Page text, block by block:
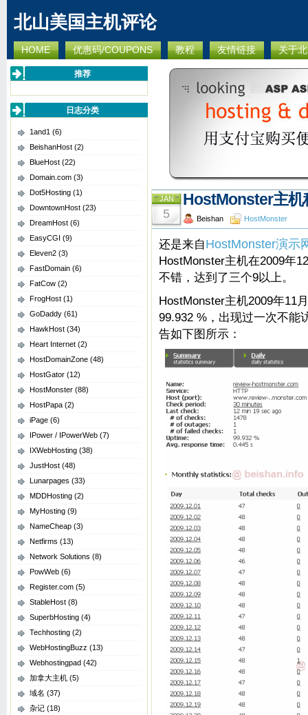
北山美国主机评论
HOME 优惠码/COUPONS 教程 友情链接 关于
推荐
日志分类
1and1 (6)
BeishanHost (2)
BlueHost (22)
Domain.com (3)
Dot5Hosting (1)
DowntownHost (23)
DreamHost (6)
EasyCGI (9)
Eleven2 (3)
FastDomain (6)
FatCow (2)
FrogHost (1)
GoDaddy (61)
HawkHost (34)
Heart Internet (2)
HostDomainZone (48)
HostGator (12)
HostMonster (88)
HostPapa (2)
iPage (6)
IPower / IPowerWeb (7)
IXWebHosting (38)
JustHost (48)
Lunarpages (33)
MDDHosting (2)
MyHosting (9)
NameCheap (3)
Netfirms (13)
Network Solutions (8)
PowWeb (6)
Register.com (5)
StableHost (8)
SuperbHosting (4)
Techhosting (2)
WebHostingBuzz (13)
Webhostingpad (42)
加拿大主机 (5)
域名 (37)
杂记 (18)
JAN
5
HostMonster主机
Beishan HostMonster
还是来自HostMonster演示
HostMonster主机在2009年
不错，达到了三个9以上。
HostMonster主机2009年11
99.932 %，出现过一次不能
告如下图所示：